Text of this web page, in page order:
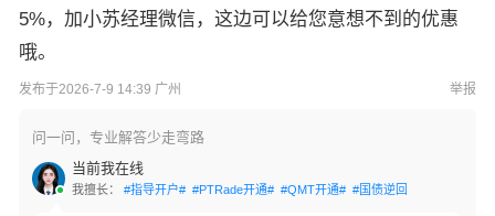
5%，加小苏经理微信，这边可以给您意想不到的优惠
哦。
发布于2026-7-9 14:39 广州 举报
问一问，专业解答少走弯路
当前我在线
我擅长： #指导开户# #PTRade开通# #QMT开通# #国债逆回购#